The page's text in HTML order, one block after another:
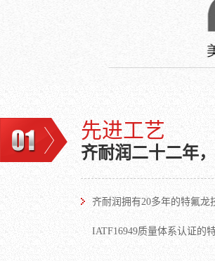
先进工艺
齐耐润二十二年
齐耐润拥有20多年的特氟
IATF16949质量体系认证的